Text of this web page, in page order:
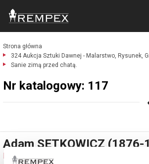
Strona główna
324 Aukcja Sztuki Dawnej - Malarstwo, Rysunek,
Sanie zimą przed chatą.
Nr katalogowy: 117
Adam SETKOWICZ (1876-
Nr katalogowy: 117